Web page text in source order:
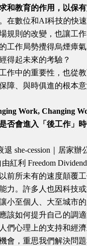
和教育的作用，以保
在數位和AI科技的快
規則的改變，也讓工
工作局勢攪得烏煙瘴
得起未來的考驗？
作中的重要性，也從
障、與時俱進的根本意
Work, Changing
否會進入「後工作」
退 she-cession｜居家
紅利 Freedom Dividend
前所未有的速度顛覆
力。許多人也因科技
小至個人、大至城市
該如何提升自己的調
們心理上的支持和經
會，重思我們解決問